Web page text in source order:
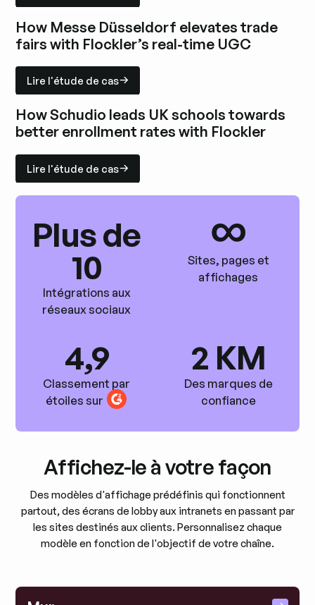
How Messe Düsseldorf elevates trade
fairs with Flockler’s real-time UGC
Lire l'étude de cas
How Schudio leads UK schools towards
better enrollment rates with Flockler
Lire l'étude de cas
Plus de
10
Intégrations aux
réseaux sociaux
∞
Sites, pages et
affichages
4,9
Classement par
étoiles sur
2 KM
Des marques de
confiance
Affichez-le à votre façon
Des modèles d'affichage prédéfinis qui fonctionnent
partout, des écrans de lobby aux intranets en passant par
les sites destinés aux clients. Personnalisez chaque
modèle en fonction de l'objectif de votre chaîne.